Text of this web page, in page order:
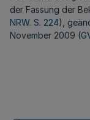
der Fassung der
NRW. S. 224),
November 2009 (